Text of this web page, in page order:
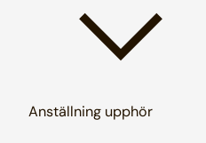
Anställning upphör